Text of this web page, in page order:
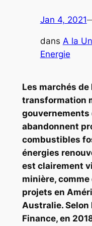
Jan 4, 2021
dans A la
Energie
Les marchés
transformation
gouvernements
abandonnent
combustibles
énergies
est clairement
minière,
projets en
Australie. Selon
Finance, en